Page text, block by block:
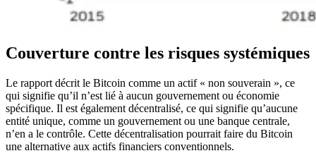
Couverture contre les risques systémiques
Le rapport décrit le Bitcoin comme un actif « non souverain », ce
qui signifie qu’il n’est lié à aucun gouvernement ou économie
spécifique. Il est également décentralisé, ce qui signifie qu’aucune
entité unique, comme un gouvernement ou une banque centrale,
n’en a le contrôle. Cette décentralisation pourrait faire du Bitcoin
une alternative aux actifs financiers conventionnels.